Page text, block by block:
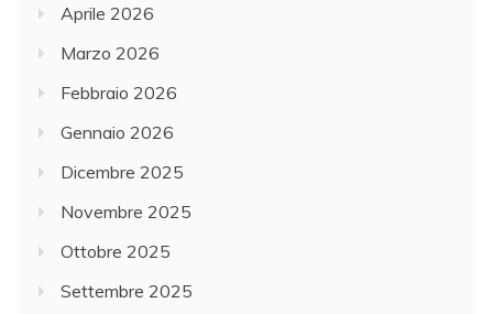
Aprile 2026
Marzo 2026
Febbraio 2026
Gennaio 2026
Dicembre 2025
Novembre 2025
Ottobre 2025
Settembre 2025